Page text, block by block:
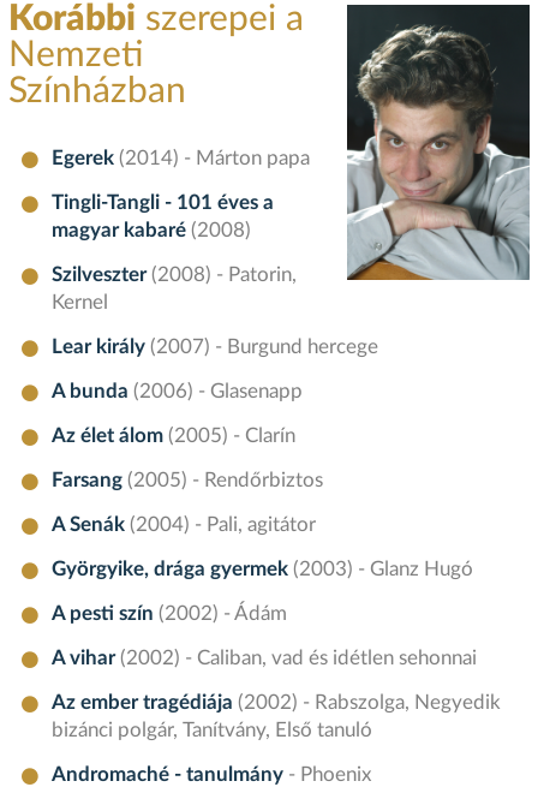
Korábbi szerepei a
Nemzeti
Színházban
Egerek(2014) - Márton papa
Tingli-Tangli - 101 éves a
magyar kabaré(2008)
Szilveszter(2008) - Patorin,
Kernel
Lear király(2007) - Burgund hercege
A bunda (2006) - Glasenapp
Az élet álom(2005) - Clarín
Farsang(2005) - Rendőrbiztos
A Senák(2004) - Pali, agitátor
Györgyike, drága gyermek(2003) - Glanz Hugó
A pesti szín (2002) - Ádám
A vihar(2002) - Caliban, vad és idétlen sehonnai
Az ember tragédiája (2002) - Rabszolga, Negyedik
bizánci polgár, Tanítvány, Első tanuló
Andromaché - tanulmány- Phoenix